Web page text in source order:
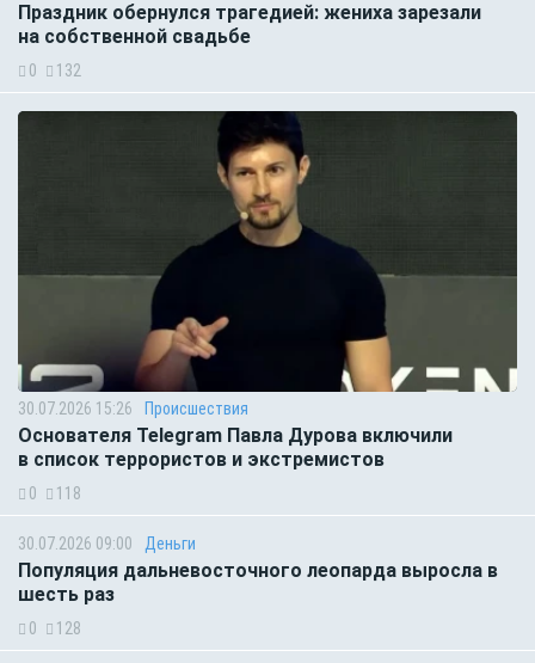
Праздник обернулся трагедией: жениха зарезали
на собственной свадьбе
0 132
30.07.2026 15:26 Происшествия
Основателя Telegram Павла Дурова включили
в список террористов и экстремистов
0 118
30.07.2026 09:00 Деньги
Популяция дальневосточного леопарда выросла в
шесть раз
0 128